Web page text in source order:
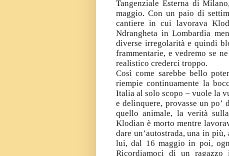
Tangenziale Esterna di
maggio. Con un paio di
cantiere in cui lavorava
Ndrangheta in Lombardia
diverse irregolarità e quindi
frammentarie, e vedremo se
realistico crederci troppo.
Così come sarebbe bello
riempie continuamente la
Italia al solo scopo – vuole la
e delinquere, provasse un po’
quello animale, la verità
Klodian è morto mentre
dare un’autostrada, una in
lui, dal 16 maggio in poi,
Ricordiamoci di un ragazzo